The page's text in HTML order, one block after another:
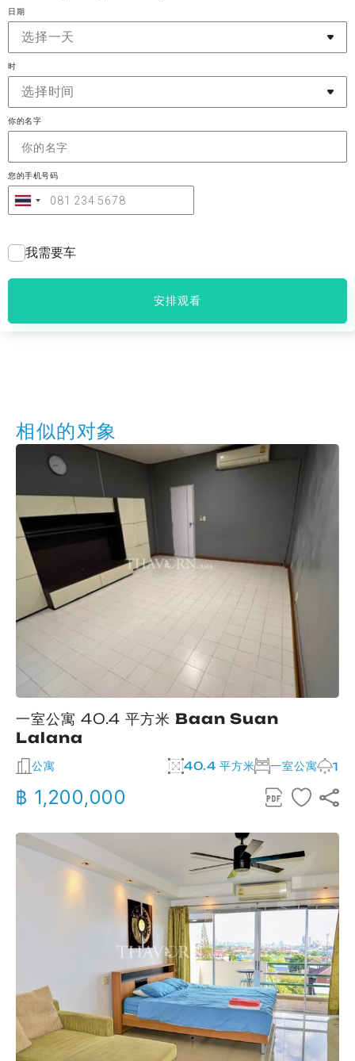
日期
选择一天
时
选择时间
你的名字
您的手机号码
我需要车
安排观看
相似的对象
一室公寓 40.4 平方米 Baan Suan
Lalana
公寓 40.4 平方米 一室公寓 1
฿ 1,200,000